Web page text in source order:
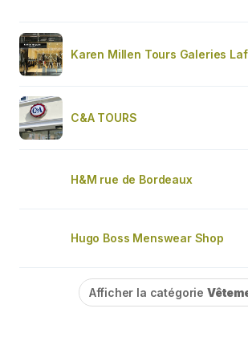
Karen Millen Tours Galeries
C&A TOURS
H&M rue de Bordeaux
Hugo Boss Menswear Shop
Afficher la catégorie